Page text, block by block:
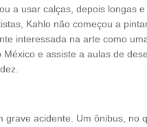
a usar calças, depois longas
Kahlo não começou a
interessada na arte como
e assiste a aulas de
acidente. Um ônibus, no